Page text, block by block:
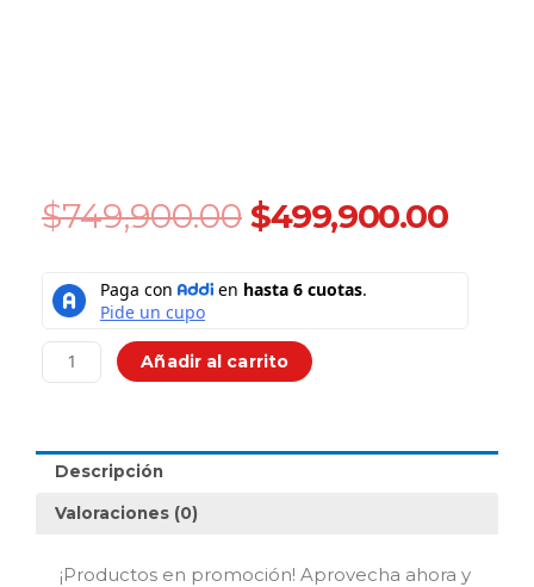
$749,900.00 Original
price
$749,900.00.
$499,900.00
Scooter
Eléctrica
De
6.5
cantidad
Añadir al carrito
Descripción
Valoraciones (0)
¡Productos en promoción! Aprovecha ahora y